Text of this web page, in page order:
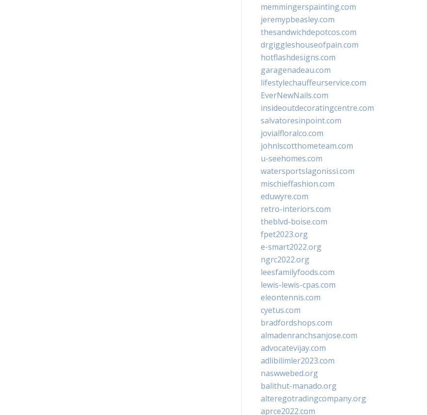
memmingerspainting.com
jeremypbeasley.com
thesandwichdepotcos.com
drgiggleshouseofpain.com
hotflashdesigns.com
garagenadeau.com
lifestylechauffeurservice.com
EverNewNails.com
insideoutdecoratingcentre.com
salvatoresinpoint.com
jovialfloralco.com
johnlscotthometeam.com
u-seehomes.com
watersportslagonissi.com
mischieffashion.com
eduwyre.com
retro-interiors.com
theblvd-boise.com
fpet2023.org
e-smart2022.org
ngrc2022.org
leesfamilyfoods.com
lewis-lewis-cpas.com
eleontennis.com
cyetus.com
bradfordshops.com
almadenranchsanjose.com
advocatevijay.com
adlibilimler2023.com
naswwebed.org
balithut-manado.org
alteregotradingcompany.org
aprce2022.com